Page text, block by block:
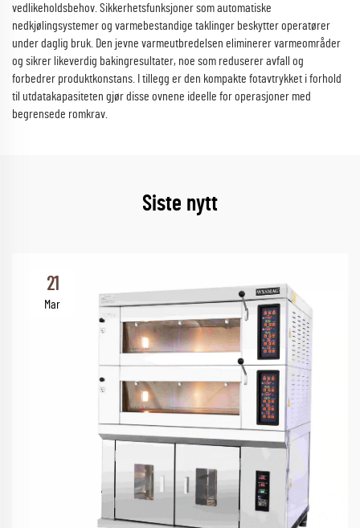
vedlikeholdsbehov. Sikkerhetsfunksjoner som automatiske
nedkjølingsystemer og varmebestandige taklinger beskytter operatører
under daglig bruk. Den jevne varmeutbredelsen eliminerer varmeområder
og sikrer likeverdig bakingresultater, noe som reduserer avfall og
forbedrer produktkonstans. I tillegg er den kompakte fotavtrykket i forhold
til utdatakapasiteten gjør disse ovnene ideelle for operasjoner med
begrensede romkrav.
Siste nytt
21
Mar